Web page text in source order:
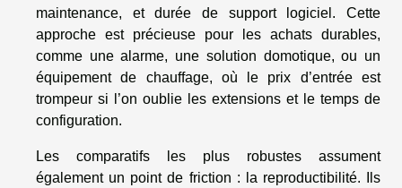
maintenance, et durée de support logiciel. Cette
approche est précieuse pour les achats durables,
comme une alarme, une solution domotique, ou un
équipement de chauffage, où le prix d’entrée est
trompeur si l’on oublie les extensions et le temps de
configuration.
Les comparatifs les plus robustes assument
également un point de friction : la reproductibilité. Ils